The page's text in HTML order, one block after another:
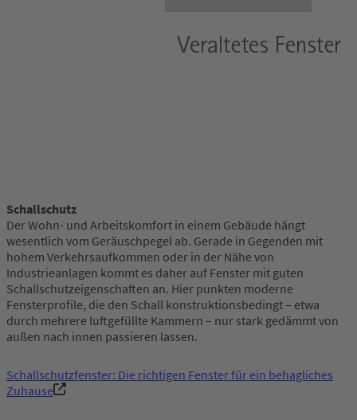
Schallschutz
Der Wohn- und Arbeitskomfort in einem Gebäude hängt
wesentlich vom Geräuschpegel ab. Gerade in Gegenden mit
hohem Verkehrsaufkommen oder in der Nähe von
Industrieanlagen kommt es daher auf Fenster mit guten
Schallschutzeigenschaften an. Hier punkten moderne
Fensterprofile, die den Schall konstruktionsbedingt – etwa
durch mehrere luftgefüllte Kammern – nur stark gedämmt von
außen nach innen passieren lassen.
Schallschutzfenster: Die richtigen Fenster für ein behagliches
Zuhause